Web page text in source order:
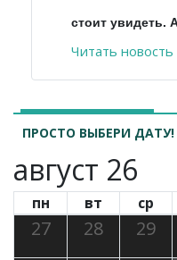
стоит увидеть.
Читать новость
ПРОСТО ВЫБЕРИ ДАТУ!
август 26
пн вт ср
27 28 29